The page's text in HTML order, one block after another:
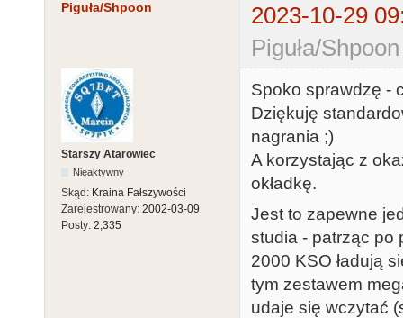
Piguła/Shpoon
2023-10-29
Piguła/
Starszy Atarowiec
Nieaktywny
Skąd: Kraina Fałszywości
Zarejestrowany: 2002-03-09
Posty: 2,335
Spoko sprawdzę -
Dziękuję
nagrania ;)
A korzystając z
okładkę.
Jest to zapewne
studia - patrząc po
2000 KSO ładują
tym zestawem
udaje się wczytać